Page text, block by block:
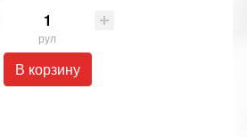
рул
В корзину